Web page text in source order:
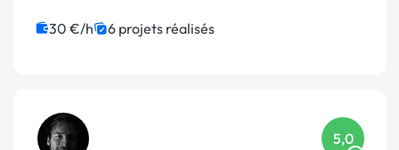
Prestashop
WooCommerce
30 €/h 6 projets réalisés
5,0